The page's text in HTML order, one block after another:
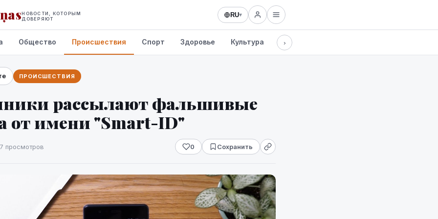
НОВОСТИ, КОТОРЫМ
ДОВЕРЯЮТ
RU▾
Общество Происшествия Спорт Здоровье Культура Технологии
›
ПРОИСШЕСТВИЯ
рассылают фальшивые
от имени "Smart-ID"
просмотров 0 Сохранить